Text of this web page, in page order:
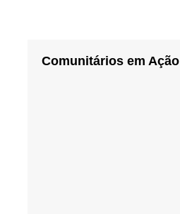
Comunitários em Ação